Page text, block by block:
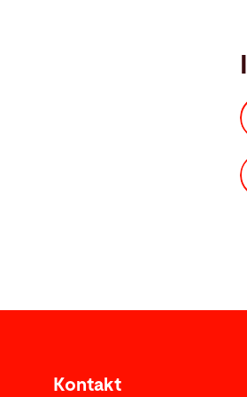
Kontakt